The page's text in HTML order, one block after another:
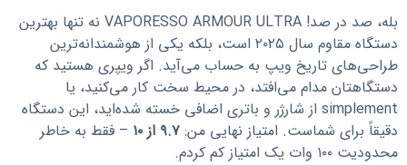
بله، صد در صد! VAPORESSO ARMOUR ULTRA نه تنها بهترین
دستگاه مقاوم سال ۲۰۲۵ است، بلکه یکی از هوشمندانه‌ترین
طراحی‌های تاریخ ویپ به حساب می‌آید. اگر ویپری هستید که
دستگاهتان مدام می‌افتد، در محیط سخت کار می‌کنید، یا
simplement از شارژر و باتری اضافی خسته شده‌اید، این دستگاه
دقیقاً برای شماست. امتیاز نهایی من: ۹.۷ از ۱۰
– فقط به خاطر
محدودیت ۱۰۰ وات یک امتیاز کم کردم.